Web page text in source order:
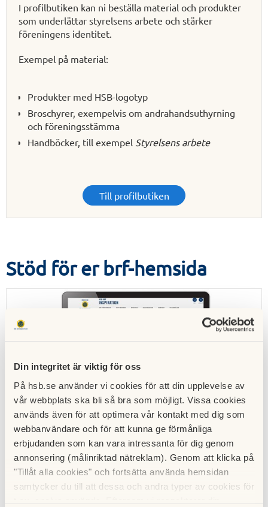
Din integritet är viktig för oss
På hsb.se använder vi cookies för att din upplevelse av
vår webbplats ska bli så bra som möjligt. Vissa cookies
används även för att optimera vår kontakt med dig som
webbanvändare och för att kunna ge förmånliga
erbjudanden som kan vara intressanta för dig genom
annonsering (målinriktad nätreklam). Genom att klicka på
"Tillåt alla cookies" och fortsätta använda hemsidan
samtycker du till att dessa och andra typer av cookies för
I profilbutiken kan ni beställa material och produkter
som underlättar styrelsens arbete och stärker
föreningens identitet.
Exempel på material:
Produkter med HSB-logotyp
Broschyrer, exempelvis om andrahandsuthyrning
och föreningsstämma
Handböcker, till exempel Styrelsens arbete
Till profilbutiken
Stöd för er brf-hemsida
brf Inspiration
På brf Inspirations webbplats hittar ni vägledning
kring hur ni kan arbeta med föreningens digitala
kommunikation.